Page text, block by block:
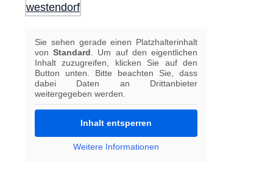
Sie sehen gerade einen Platzhalterinhalt
vonStandard . Um auf den eigentlichen
Inhalt zuzugreifen, klicken Sie auf den
Button unten. Bitte beachten Sie, dass
dabei Daten an Drittanbieter
weitergegeben werden.
Inhalt entsperren
Weitere Informationen